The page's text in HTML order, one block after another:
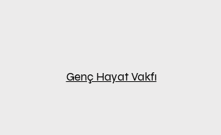
Genç Hayat Vakfı